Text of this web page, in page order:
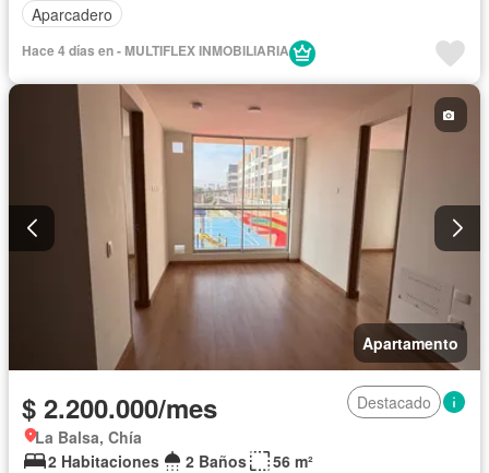
Aparcadero
Hace 4 días en - MULTIFLEX INMOBILIARIA
Apartamento
$ 2.200.000/mes
Destacado
La Balsa, Chía
2 Habitaciones
2 Baños
56 m²